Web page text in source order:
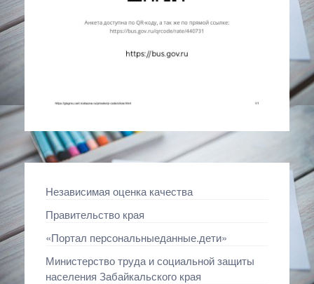
Независимая оценка качества
Правительство края
«Портал персональныеданные.дети»
Министерство труда и социальной защиты
населения Забайкальского края